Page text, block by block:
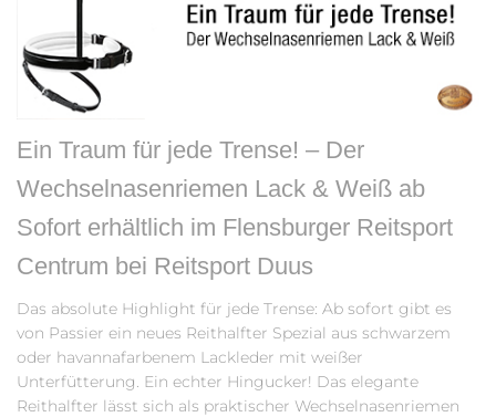
Ein Traum für jede Trense! – Der
Wechselnasenriemen Lack & Weiß ab
Sofort erhältlich im Flensburger Reitsport
Centrum bei Reitsport Duus
Das absolute Highlight für jede Trense: Ab sofort gibt es
von Passier ein neues Reithalfter Spezial aus schwarzem
oder havannafarbenem Lackleder mit weißer
Unterfütterung. Ein echter Hingucker! Das elegante
Reithalfter lässt sich als praktischer Wechselnasenriemen